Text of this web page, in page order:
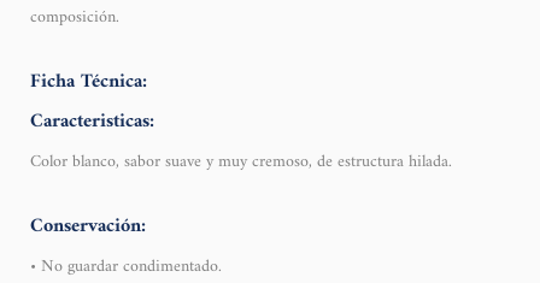
composición.
Ficha Técnica:
Caracteristicas:
Color blanco, sabor suave y muy cremoso, de estructura hilada.
Conservación:
• No guardar condimentado.